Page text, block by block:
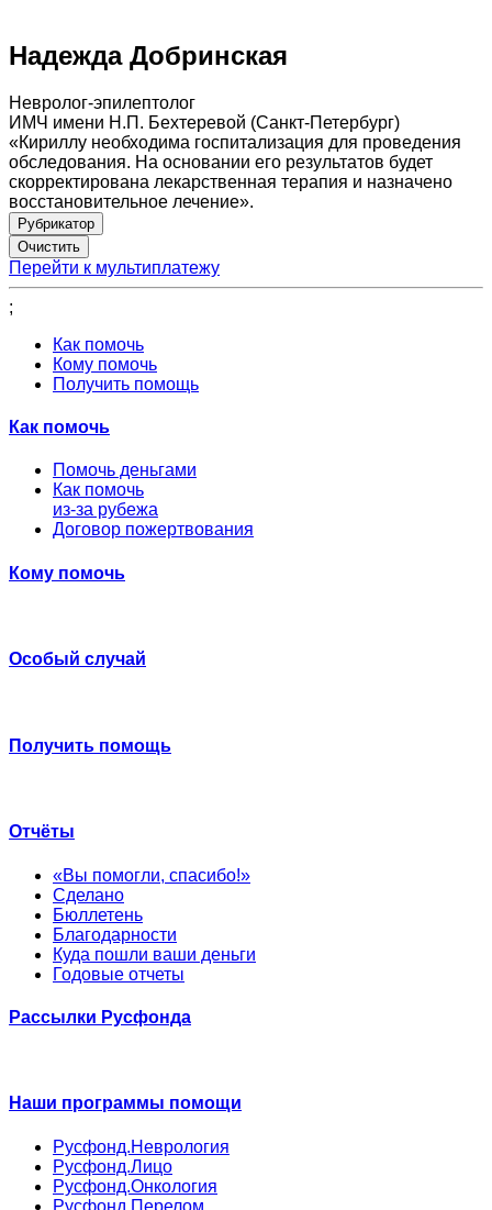
Надежда Добринская
Невролог-эпилептолог
ИМЧ имени Н.П. Бехтеревой (Санкт-Петербург)
«Кириллу необходима госпитализация для проведения
обследования. На основании его результатов будет
скорректирована лекарственная терапия и назначено
восстановительное лечение».
Рубрикатор
Перейти к мультиплатежу
;
Как помочь
Кому помочь
Получить помощь
Как помочь
Помочь деньгами
Как помочь
из-за рубежа
Договор пожертвования
Кому помочь
Особый случай
Получить помощь
Отчёты
«Вы помогли, спасибо!»
Сделано
Бюллетень
Благодарности
Куда пошли ваши деньги
Годовые отчеты
Рассылки Русфонда
Наши программы помощи
Русфонд.Неврология
Русфонд.Лицо
Русфонд.Онкология
Русфонд.Перелом